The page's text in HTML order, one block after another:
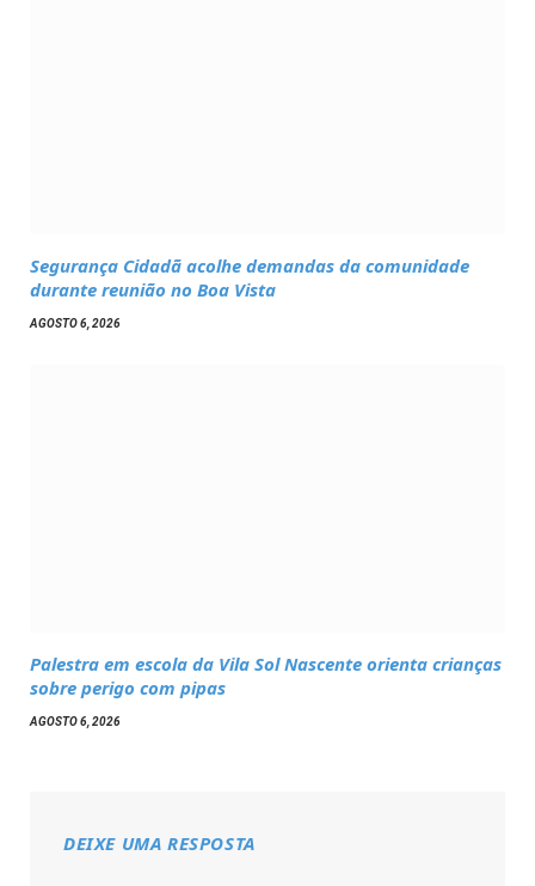
Segurança Cidadã acolhe demandas da comunidade
durante reunião no Boa Vista
AGOSTO 6, 2026
Palestra em escola da Vila Sol Nascente orienta crianças
sobre perigo com pipas
AGOSTO 6, 2026
DEIXE UMA RESPOSTA